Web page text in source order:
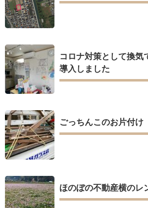
コロナ対策として換気
導入しました
ごっちんこのお片付け
ほのぼの不動産横のレ